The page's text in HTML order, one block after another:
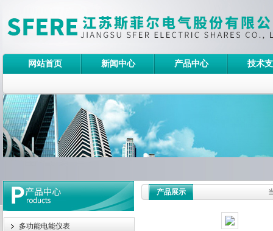
网站首页 新闻中心 产品中心 技术
多功能电能仪表
产品展示